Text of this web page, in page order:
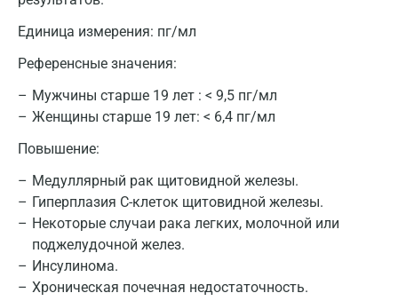
Единица измерения: пг/мл
Референсные значения:
Мужчины старше 19 лет : < 9,5 пг/мл
Женщины старше 19 лет: < 6,4 пг/мл
Повышение:
Медуллярный рак щитовидной железы.
Гиперплазия С-клеток щитовидной железы.
Некоторые случаи рака легких, молочной или
поджелудочной желез.
Инсулинома.
Хроническая почечная недостаточность.